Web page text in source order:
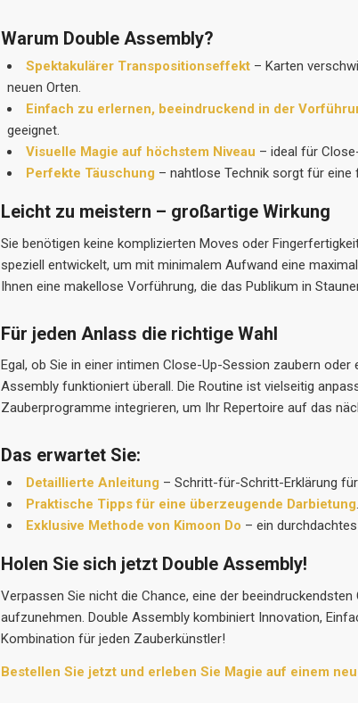
Warum Double Assembly?
Spektakulärer Transpositionseffekt – Karten
neuen Orten.
Einfach zu erlernen, beeindruckend in der
geeignet.
Visuelle Magie auf höchstem Niveau – ideal für
Perfekte Täuschung – nahtlose Technik sorgt für eine
Leicht zu meistern – großartige Wirkung
Sie benötigen keine komplizierten Moves oder
speziell entwickelt, um mit minimalem Aufwand eine
Ihnen eine makellose Vorführung, die das Publikum in
Für jeden Anlass die richtige Wahl
Egal, ob Sie in einer intimen Close-Up-Session zaubern
Assembly funktioniert überall. Die Routine ist vielseitig
Zauberprogramme integrieren, um Ihr Repertoire auf das
Das erwartet Sie:
Detaillierte Anleitung – Schritt-für-Schritt-Erklärung
Praktische Tipps für eine überzeugende Darbietung.
Exklusive Methode von Kimoon Do – ein
Holen Sie sich jetzt Double Assembly!
Verpassen Sie nicht die Chance, eine der
aufzunehmen. Double Assembly kombiniert Innovation,
Kombination für jeden Zauberkünstler!
Bestellen Sie jetzt und erleben Sie Magie auf einem